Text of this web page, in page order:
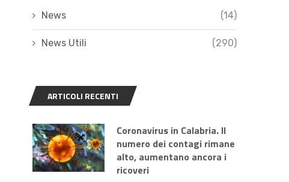
News (14)
News Utili (290)
ARTICOLI RECENTI
Coronavirus in Calabria. Il
numero dei contagi rimane
alto, aumentano ancora i
ricoveri